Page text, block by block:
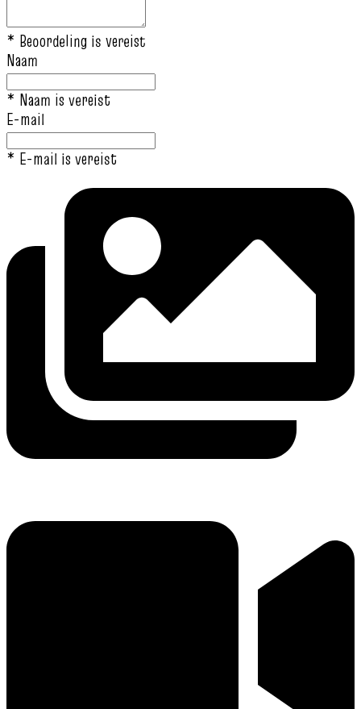
* Beoordeling is vereist
Naam
* Naam is vereist
E-mail
* E-mail is vereist